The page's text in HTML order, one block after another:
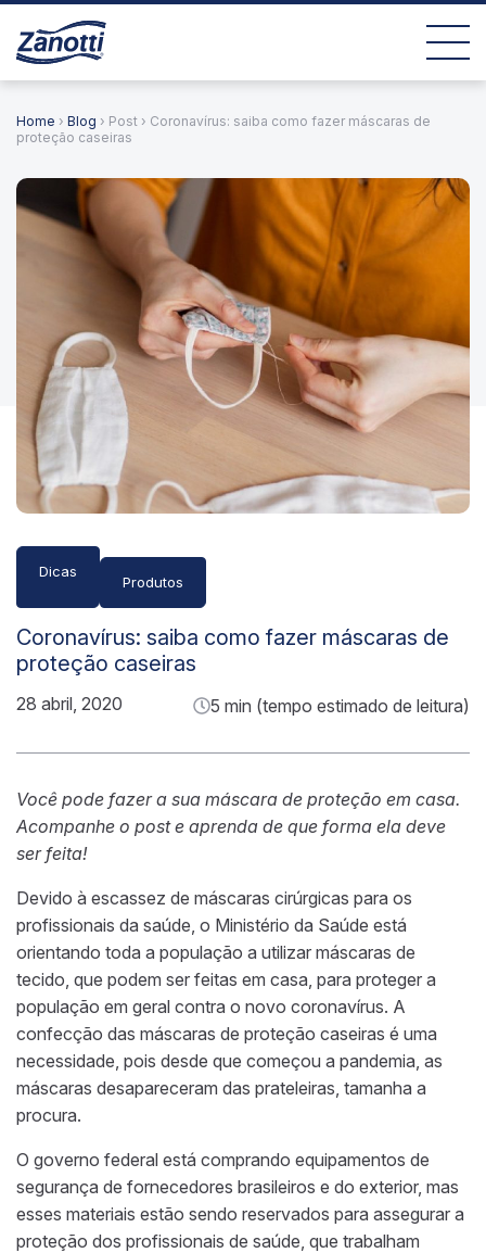
Home › Blog › Post › Coronavírus: saiba como fazer máscaras de
proteção caseiras
Dicas
Produtos
Coronavírus: saiba como fazer máscaras de
proteção caseiras
28 abril, 2020 5 min (tempo estimado de leitura)
Você pode fazer a sua máscara de proteção em casa.
Acompanhe o post e aprenda de que forma ela deve
ser feita!
Devido à escassez de máscaras cirúrgicas para os
profissionais da saúde, o Ministério da Saúde está
orientando toda a população a utilizar máscaras de
tecido, que podem ser feitas em casa, para proteger a
população em geral contra o novo coronavírus. A
confecção das máscaras de proteção caseiras é uma
necessidade, pois desde que começou a pandemia, as
máscaras desapareceram das prateleiras, tamanha a
procura.
O governo federal está comprando equipamentos de
segurança de fornecedores brasileiros e do exterior, mas
esses materiais estão sendo reservados para assegurar a
proteção dos profissionais de saúde, que trabalham